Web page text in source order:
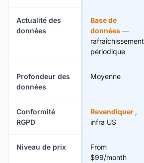
Actualité des
données
Base de
données —
rafraîchissement
périodique
Profondeur des
données
Moyenne
Conformité
RGPD
Revendiquer ,
infra US
Niveau de prix
From
$99/month